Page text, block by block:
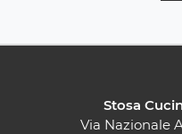
Stosa
Via Nazionale